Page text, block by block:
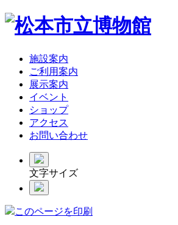
施設案内
ご利用案内
展示案内
イベント
ショップ
アクセス
お問い合わせ
文字サイズ
このページを印刷